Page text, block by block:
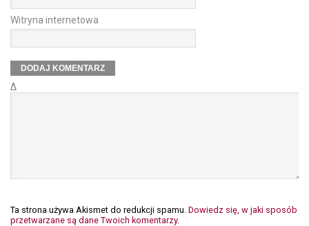
Witryna internetowa
Δ
Ta strona używa Akismet do redukcji spamu. Dowiedz się, w jaki sposób
przetwarzane są dane Twoich komentarzy.